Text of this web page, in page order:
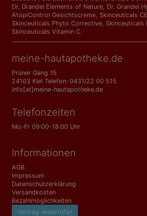
Dr. Grandel Elements of Nature Dr. Grandel
AtopiControl Gesichtscreme Skinceuticals
Skinceuticals Phyto Corrective Skinceuticals
Skinceuticals Vitamin C.
meine-hautapotheke.de
Prüner Gang 15
24103 Kiel Telefon: 0431/22 00 515
info[at]meine-hautapotheke.de
Telefonzeiten
Mo-Fr 09:00-18:00 Uhr
Informationen
AGB
Impressum
Datenschutzerklärung
Versandkosten
Bezahlmöglichkeiten
Vertrag widerrufen